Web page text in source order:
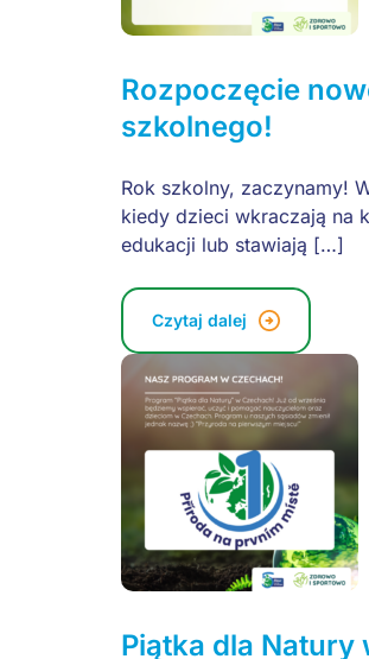
Rozpoczęcie
szkolnego!
Rok szkolny, zaczynamy!
kiedy dzieci wkraczają na
edukacji lub stawiają […]
Czytaj dalej
Piątka dla Natury